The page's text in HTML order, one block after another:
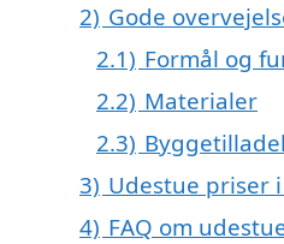
2) Gode
2.1) Formål og
2.2) Materialer
2.3)
3) Udestue priser
4) FAQ om